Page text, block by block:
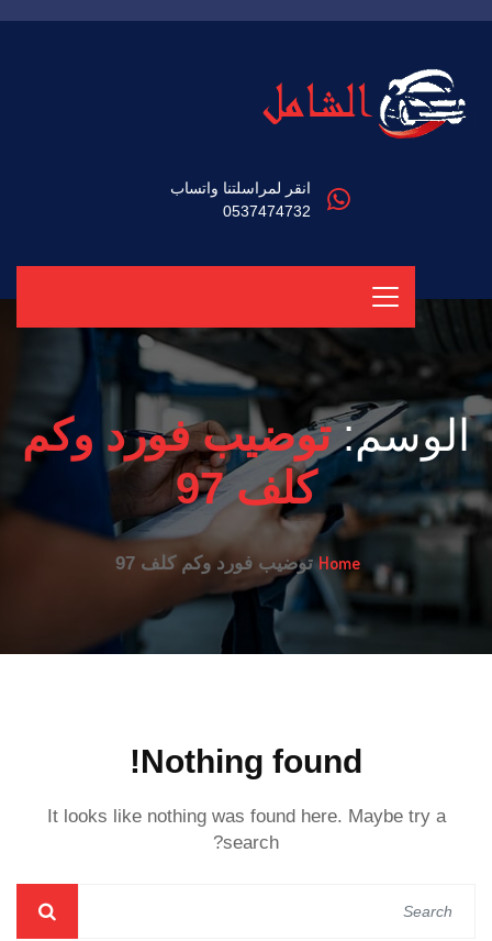
انقر لمراسلتنا واتساب
0537474732
الوسم:توضيب فورد وكم
كلف 97
Homeتوضيب فورد وكم كلف 97
Nothing found!
It looks like nothing was found here. Maybe try a
search?